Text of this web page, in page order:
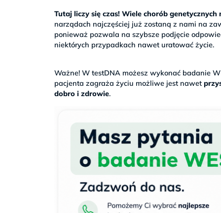
Tutaj liczy się czas! Wiele chorób
narządach najczęściej już zostaną z nami na
ponieważ pozwala na szybsze podjęcie
niektórych przypadkach nawet uratować życie.
Ważne! W testDNA możesz wykonać badanie
pacjenta zagraża życiu możliwe jest nawet
dobro i zdrowie.